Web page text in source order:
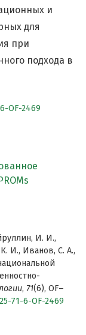
PROMs
И. И.,
И., Иванов, С. А.,
, 71(6), OF–
71-6-OF-2469
и
для
при
подхода в
OF-2469